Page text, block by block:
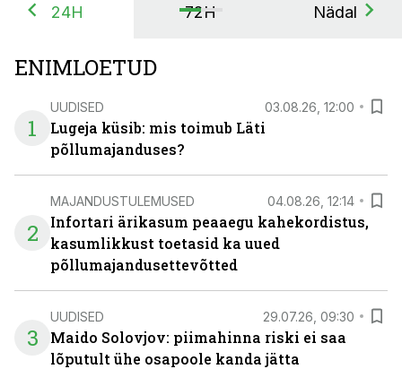
24H 72H Nädal
ENIMLOETUD
1
UUDISED 03.08.26, 12:00
Lugeja küsib: mis toimub Läti
põllumajanduses?
2
MAJANDUSTULEMUSED 04.08.26, 12:14
Infortari ärikasum peaaegu kahekordistus,
kasumlikkust toetasid ka uued
põllumajandusettevõtted
3
UUDISED 29.07.26, 09:30
Maido Solovjov: piimahinna riski ei saa
lõputult ühe osapoole kanda jätta